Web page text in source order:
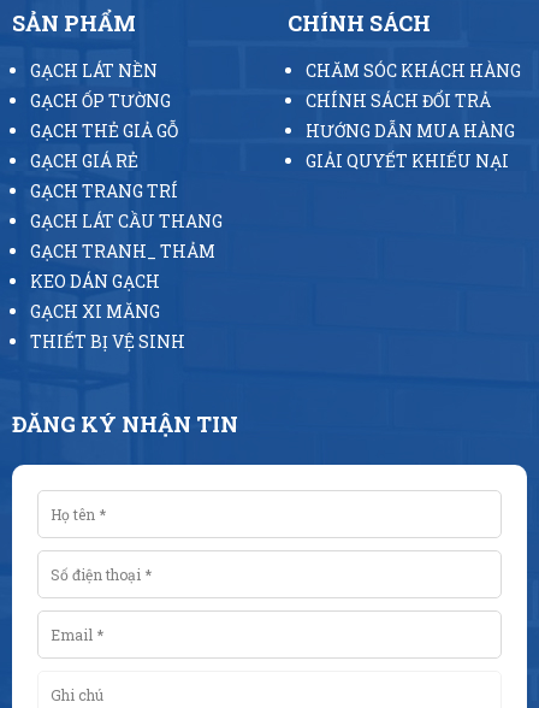
SẢN PHẨM
GẠCH LÁT NỀN
GẠCH ỐP TƯỜNG
GẠCH THẺ GIẢ GỖ
GẠCH GIÁ RẺ
GẠCH TRANG TRÍ
GẠCH LÁT CẦU THANG
GẠCH TRANH_ THẢM
KEO DÁN GẠCH
GẠCH XI MĂNG
THIẾT BỊ VỆ SINH
CHÍNH SÁCH
CHĂM SÓC KHÁCH HÀNG
CHÍNH SÁCH ĐỔI TRẢ
HƯỚNG DẪN MUA HÀNG
GIẢI QUYẾT KHIẾU NẠI
ĐĂNG KÝ NHẬN TIN